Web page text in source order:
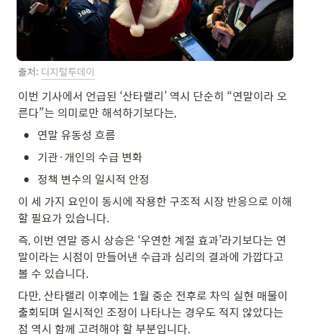
출처: 디지털투데이
이번 기사에서 언급된 ‘산타랠리’ 역시 단순히 “연말이라 오
른다”는 의미로만 해석하기보다는,
• 연말 유동성 흐름
• 기관·개인의 수급 변화
• 정책 변수의 일시적 안정
이 세 가지 요인이 동시에 작용한 구조적 시장 반응으로 이해
할 필요가 있습니다.
즉, 이번 연말 증시 상승은 ‘우연한 계절 효과’라기보다는 연
말이라는 시점이 만들어낸 수급과 심리의 결과에 가깝다고
볼 수 있습니다.
다만, 산타랠리 이후에는 1월 중순 전후로 차익 실현 매물이
출회되며 일시적인 조정이 나타나는 경우도 적지 않았다는
점 역시 함께 고려해야 할 부분입니다.